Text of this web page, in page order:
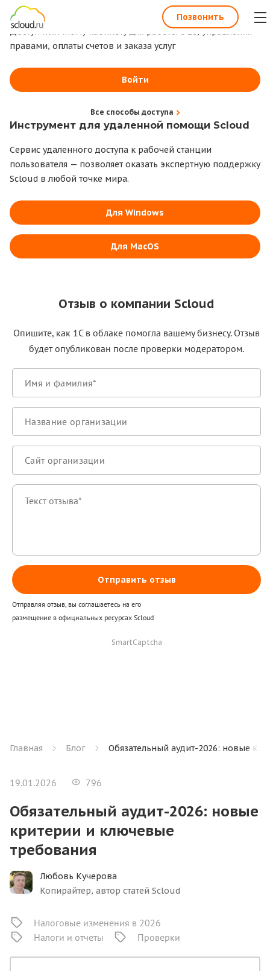
1С всегда под рукой
Доступ к личному кабинету для работы с 1С, управления
правами, оплаты счетов и заказа услуг
Войти
Все способы доступа
Инструмент для удаленной помощи Scloud
Сервис удаленного доступа к рабочей станции
пользователя — позволяет оказать экспертную поддержку
Scloud в любой точке мира.
Для Windows
Для MacOS
Позвонить
Отзыв о компании Scloud
Опишите, как 1С в облаке помогла вашему бизнесу. Отзыв
будет опубликован после проверки модератором.
Отправить отзыв
Отправляя отзыв, вы соглашаетесь на его
размещение в официальных ресурсах Scloud
SmartCaptcha
Главная Блог Обязательный аудит-2026: новые
19.01.2026 796
Обязательный аудит-2026: новые
критерии и ключевые
требования
Любовь Кучерова
Копирайтер, автор статей Scloud
Налоговые изменения в 2026
Налоги и отчеты
Проверки